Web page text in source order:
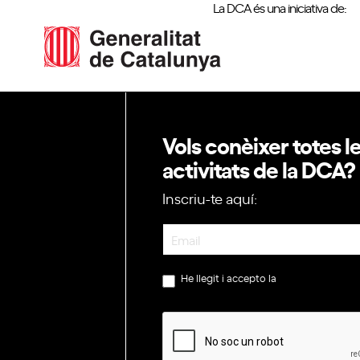
La DCA és una iniciativa de:
Vols conèixer totes
activitats de la DCA?
Inscriu-te aquí:
Newsletter
He llegit i accepto la